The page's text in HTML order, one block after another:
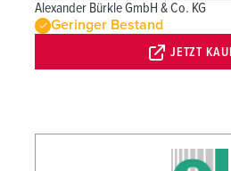
Alexander Bürkle GmbH & Co. KG
Geringer Bestand
JETZT